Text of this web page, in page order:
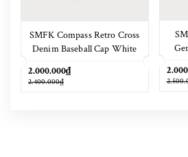
SMFK Compass Retro Cross
Denim Baseball Cap White
2.000.000₫
2.400.000₫